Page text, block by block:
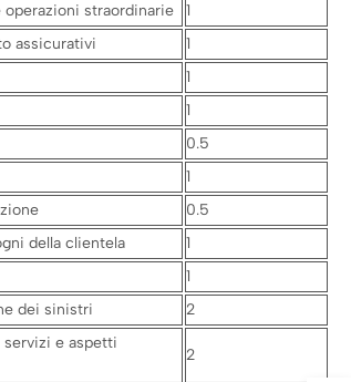
straordinarie
1
assicurativi
1
1
1
0.5
1
0.5
della clientela
1
1
dei sinistri 2
e aspetti
2